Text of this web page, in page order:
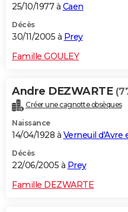
25/10/1977 à Caen
Décès
30/11/2005 à Prey
Famille GOULEY
Andre DEZWARTE
Créer une cagnotte obsèques
Naissance
14/04/1928 à Verneuil d'Avre
Décès
22/06/2005 à Prey
Famille DEZWARTE